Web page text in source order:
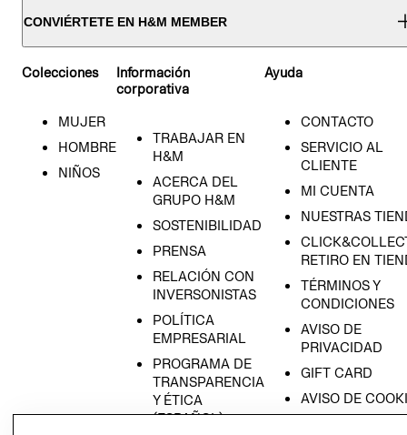
CONVIÉRTETE EN H&M MEMBER
Colecciones
MUJER
HOMBRE
NIÑOS
Información
corporativa
TRABAJAR EN
H&M
ACERCA DEL
GRUPO H&M
SOSTENIBILIDAD
PRENSA
RELACIÓN CON
INVERSONISTAS
POLÍTICA
EMPRESARIAL
PROGRAMA DE
TRANSPARENCIA
Y ÉTICA
(ESPAÑOL)
Ayuda
CONTACTO
SERVICIO AL
CLIENTE
MI CUENTA
NUESTRAS
RETIRO EN
TÉRMINOS Y
CONDICIONES
AVISO DE
PRIVACIDAD
GIFT CARD
AVISO DE